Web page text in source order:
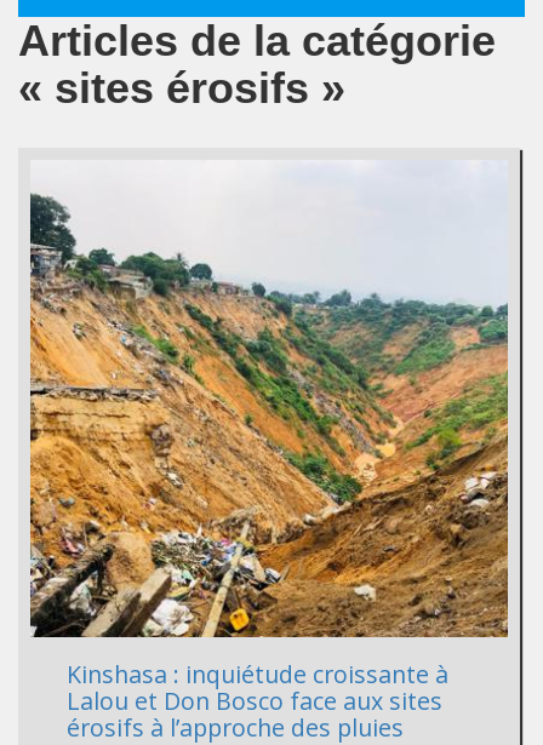
Articles de la catégorie
« sites érosifs »
Kinshasa : inquiétude croissante à
Lalou et Don Bosco face aux sites
érosifs à l’approche des pluies